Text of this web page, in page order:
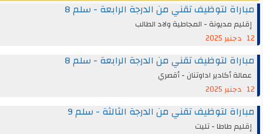
مباراة لتوظيف تقني من الدرجة الرابعة - سلم 8
إقليم مديونة - المجاطية ولاد الطالب
12 دجنبر 2025
مباراة لتوظيف تقني من الدرجة الرابعة - سلم 8
عمالة أكادير اداوتنان - أقصري
12 دجنبر 2025
مباراة لتوظيف تقني من الدرجة الثالثة - سلم 9
إقليم طاطا - تليت